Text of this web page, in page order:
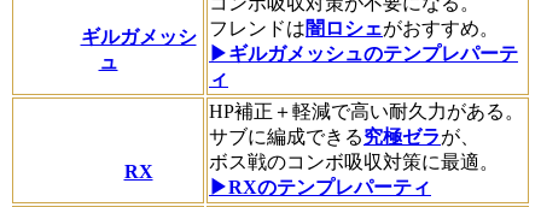
ギルガメッシ
ュ
フレンドは闇ロシェがおすすめ。
▶ギルガメッシュのテンプレパーテ
ィ
RX
HP補正＋軽減で高い耐久力がある。
サブに編成できる究極ゼラが、
ボス戦のコンボ吸収対策に最適。
▶RXのテンプレパーティ